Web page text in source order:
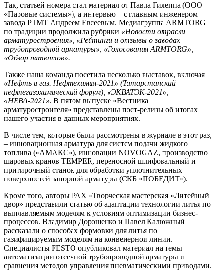
Так, статьей номера стал материал от Павла Гилеппа (ООО
«Паровые системы»), а интервью – с главным инженером
завода РТМТ Андреем Евсеевым. Медиагруппа ARMTORG
по традиции продолжила рубрики «Новости отрасли
арматуростроения», «Рейтинги и отзывы о заводах
трубопроводной арматуры», «Голосования ARMTORG»,
«Обзор патентов».
Также наша команда посетила несколько выставок, включая
«Нефть и газ. Нефтехимия-2021» (Татарстанский
нефтегазохимический форум), «ЭКВАТЭК-2021»,
«НЕВА-2021». В пятом выпуске «Вестника
арматуростроителя» представлены пост-релизы об итогах
нашего участия в данных мероприятиях.
В числе тем, которые были рассмотрены в журнале в этот раз,
– инновационная арматура для систем подачи жидкого
топлива («АМАКС»), инновации NOVOGAZ, производство
шаровых кранов TEMPER, переносной шлифовальный и
притирочный станок для обработки уплотнительных
поверхностей запорной арматуры (СКБ «ПОБЕДИТ»).
Кроме того, авторы РАХ «Творческая мастерская «Литейный
двор» представили статью об адаптации технологии литья по
выплавляемым моделям к условиям оптимизации бизнес-
процессов. Владимир Дорошенко и Павел Калюжный
рассказали о способах формовки для литья по
газифицируемым моделям на конвейерной линии.
Специалисты FESTO опубликовал материал на темы
автоматизации отсечной трубопроводной арматуры и
сравнения методов управления пневматическими приводами.